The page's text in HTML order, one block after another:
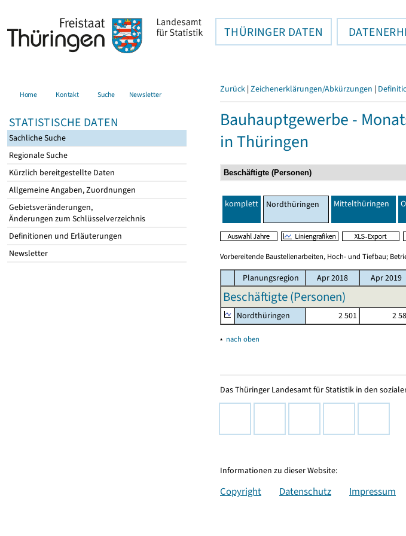
THÜRINGER DATEN
Home Kontakt Suche Newsletter
STATISTISCHE DATEN
Sachliche Suche
Regionale Suche
Kürzlich bereitgestellte Daten
Allgemeine Angaben, Zuordnungen
Gebietsveränderungen,
Änderungen zum Schlüsselverzeichnis
Definitionen und Erläuterungen
Newsletter
Zurück | Zeichenerklärungen/Abkürzungen |
Bauhauptgewerbe -
in Thüringen
komplett Nordthüringen Mittelthüringen
Vorbereitende Baustellenarbeiten, Hoch- und Tiefbau;
Planungsregion Apr 2018 Apr 2019
Beschäftigte (Personen)
Nordthüringen 2 501 2
▴ nach oben
Das Thüringer Landesamt für Statistik in den
Informationen zu dieser Website:
Copyright Datenschutz Impressum